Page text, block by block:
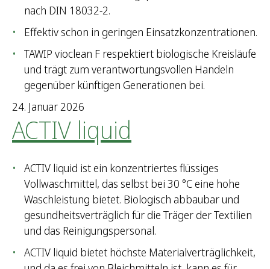
nach DIN 18032-2.
Effektiv schon in geringen Einsatzkonzentrationen.
TAWIP vioclean F respektiert biologische Kreisläufe
und trägt zum verantwortungsvollen Handeln
gegenüber künftigen Generationen bei.
24. Januar 2026
ACTIV liquid
ACTIV liquid ist ein konzentriertes flüssiges
Vollwaschmittel, das selbst bei 30 °C eine hohe
Waschleistung bietet. Biologisch abbaubar und
gesundheitsverträglich für die Träger der Textilien
und das Reinigungspersonal.
ACTIV liquid bietet höchste Materialverträglichkeit,